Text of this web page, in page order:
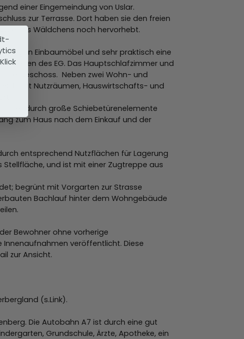
einer Eingemeindung von Uslar.
zur Terrasse. Dort haben sie den freien
eines Wäldchens noch hervorhebt.
Einbaumöbel und sehr praktisch eine
des EG. Das Hauptschlafzimmer und
Neben zwei Wohn- und
mit Nutzräumen, Hauswirtschafts- und
durch große Schiebetürenelemente
zum Haus nach dem Einkauf und der
entsprechend Nutzflächen für Lagerung
und ist mit einer Zugtreppe aus
begrünt mit Vorgarten zur Strasse
Bachlauf hinter dem Wohngebäude
Bewohner ohne vorherige
veröffentlicht. Diese
zur Ansicht.
(s.Link).
Die Autobahn A7 ist durch eine gut
Grundschule, Ärzte, Apotheke, ein